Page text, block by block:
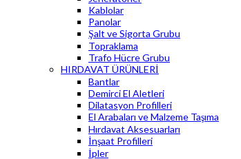
Kablolar
Panolar
Şalt ve Sigorta Grubu
Topraklama
Trafo Hücre Grubu
HIRDAVAT ÜRÜNLERİ
Bantlar
Demirci El Aletleri
Dilatasyon Profilleri
El Arabaları ve Malzeme Taşıma
Hırdavat Aksesuarları
İnşaat Profilleri
İpler